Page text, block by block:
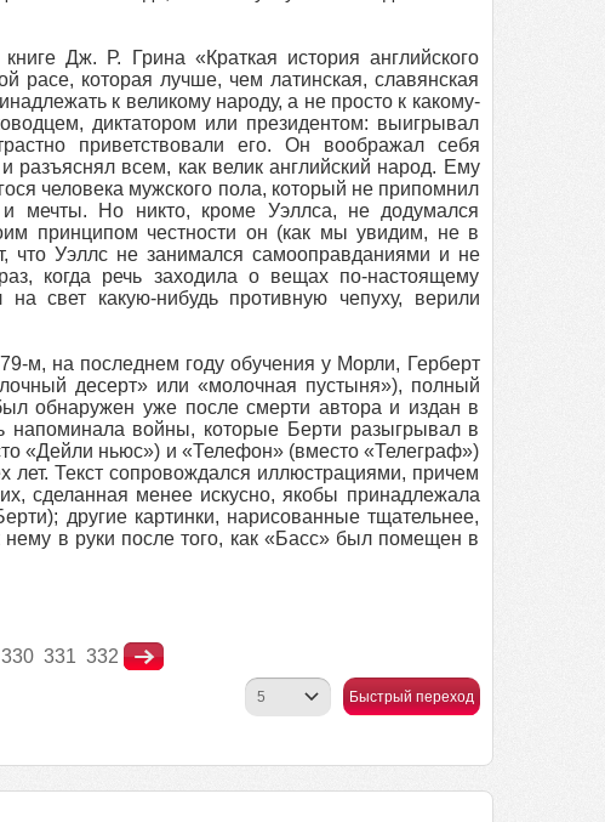
Дж. Р. Грина «Краткая история английского
расе, которая лучше, чем латинская, славянская
к великому народу, а не просто к какому-
диктатором или президентом: выигрывал
приветствовали его. Он воображал себя
разъяснял всем, как велик английский народ. Ему
человека мужского пола, который не припомнил
мечты. Но никто, кроме Уэллса, не додумался
принципом честности он (как мы увидим, не в
что Уэллс не занимался самооправданиями и не
когда речь заходила о вещах по-настоящему
свет какую-нибудь противную чепуху, верили
м, на последнем году обучения у Морли, Герберт
десерт» или «молочная пустыня»), полный
обнаружен уже после смерти автора и издан в
напоминала войны, которые Берти разыгрывал в
«Дейли ньюс») и «Телефон» (вместо «Телеграф»)
лет. Текст сопровождался иллюстрациями, причем
сделанная менее искусно, якобы принадлежала
другие картинки, нарисованные тщательнее,
в руки после того, как «Басс» был помещен в
330 331 332
Быстрый переход